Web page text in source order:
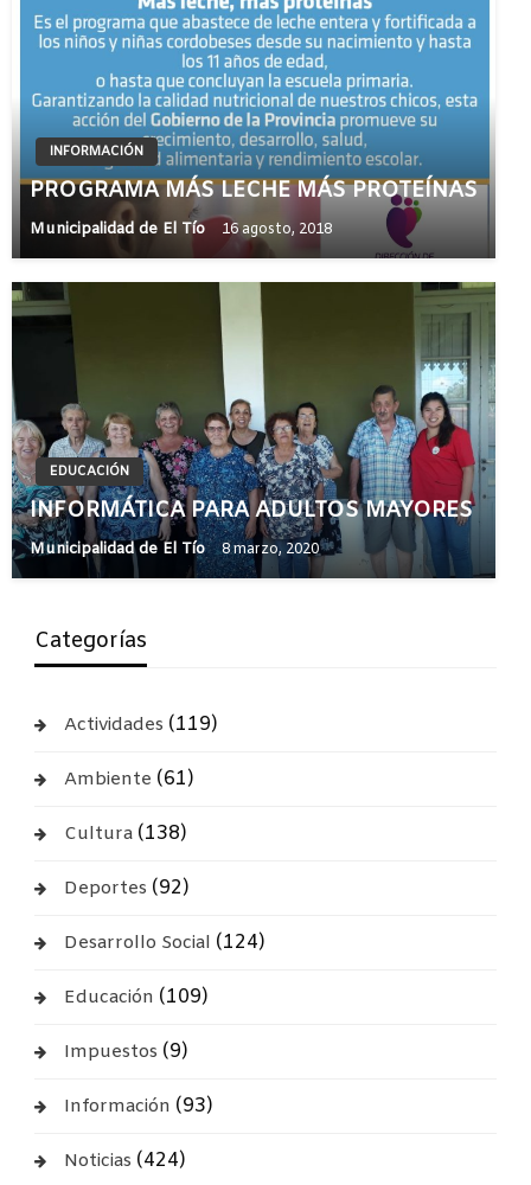
INFORMACIÓN
PROGRAMA MÁS LECHE MÁS PROTEÍNAS
Municipalidad de El Tío 16 agosto, 2018
EDUCACIÓN
INFORMÁTICA PARA ADULTOS MAYORES
Municipalidad de El Tío 8 marzo, 2020
Categorías
Actividades (119)
Ambiente (61)
Cultura(138)
Deportes (92)
Desarrollo Social (124)
Educación (109)
Impuestos (9)
Información (93)
Noticias (424)